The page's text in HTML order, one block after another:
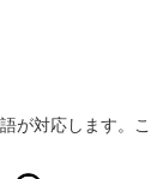
が対応します。こ